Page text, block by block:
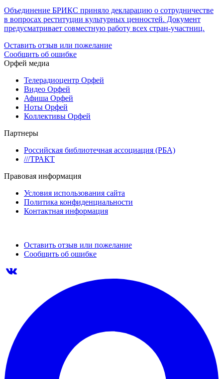
Объединение БРИКС приняло декларацию о сотрудничестве
в вопросах реституции культурных ценностей. Документ
предусматривает совместную работу всех стран-участниц.
Оставить отзыв или пожелание
Сообщить об ошибке
Орфей медиа
Телерадиоцентр Орфей
Видео Орфей
Афиша Орфей
Ноты Орфей
Коллективы Орфей
Партнеры
Российская библиотечная ассоциация (РБА)
///ТРАКТ
Правовая информация
Условия использования сайта
Политика конфиденциальности
Контактная информация
Оставить отзыв или пожелание
Сообщить об ошибке